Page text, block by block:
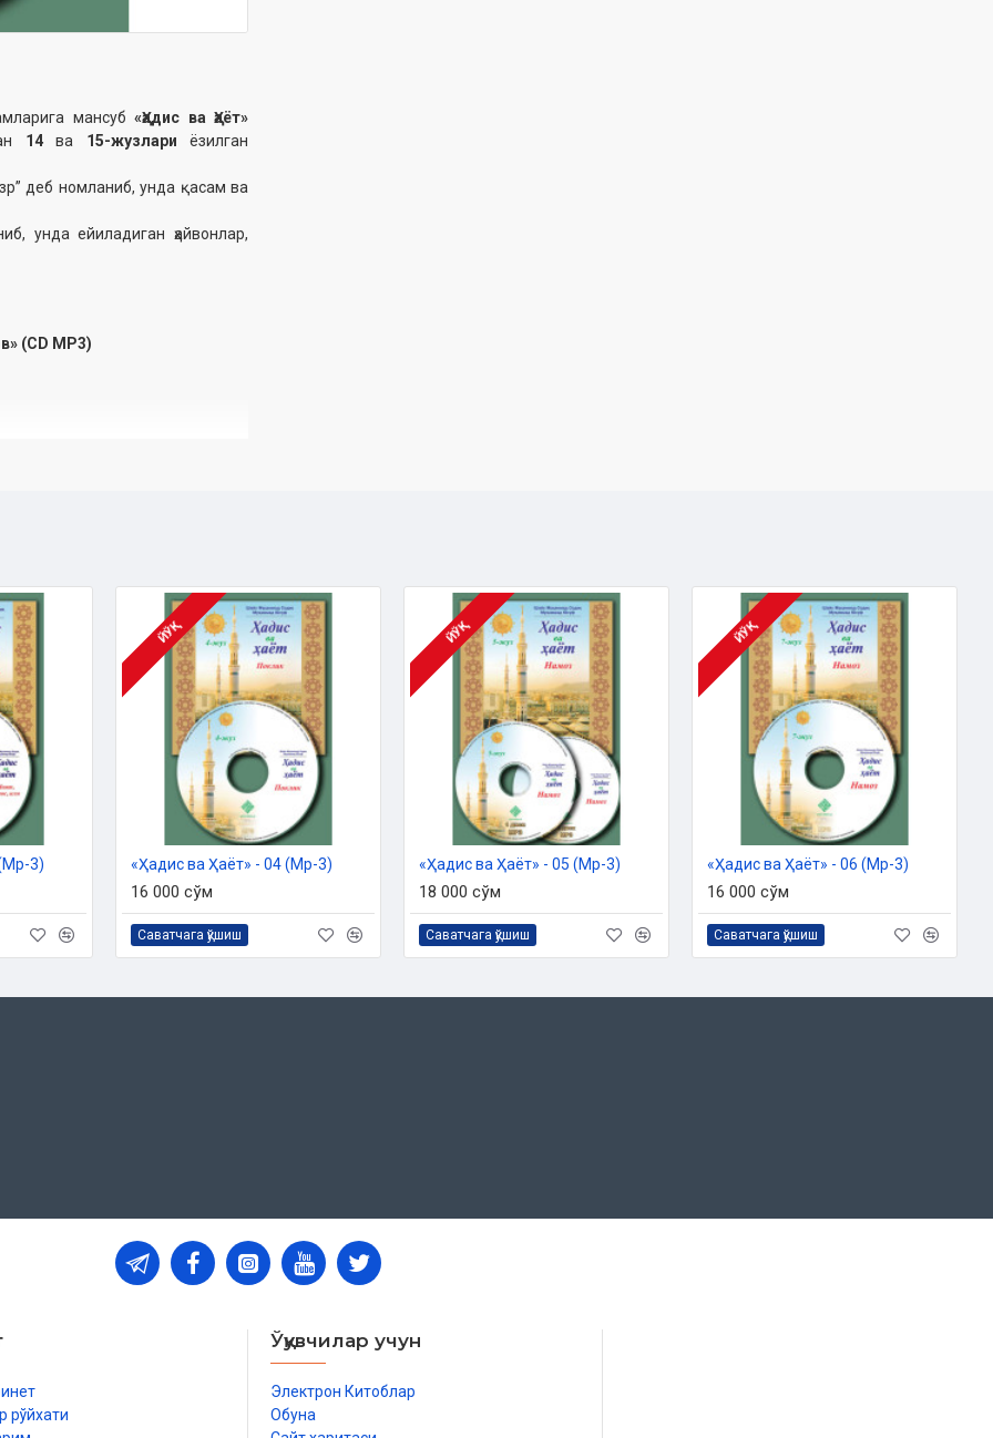
мансуб«Ҳадис ва Ҳаёт»
14ва 15-жузлари ёзилган
деб номланиб, унда қасам ва
унда ейиладиган ҳайвонлар,
(CD МР3)
бўйича қўмитанинг
3)
ЙЎҚ
«Ҳадис ва Ҳаёт» - 04 (Мp-3)
16 000 сўм
Саватчага қўшиш
ЙЎҚ
«Ҳадис ва Ҳаёт» - 05 (Мp-3)
18 000 сўм
Саватчага қўшиш
ЙЎҚ
«Ҳадис ва Ҳаёт» - 06 (Мp-3)
16 000 сўм
Саватчага қўшиш
рўйхати
Ўқувчилар учун
Электрон Китоблар
Обуна